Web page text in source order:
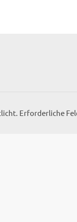
Erforderliche